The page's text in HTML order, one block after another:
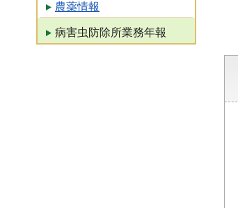
農薬情報
病害虫防除所業務年報